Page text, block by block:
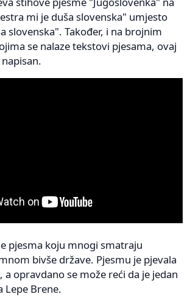
mi je duša slovenska" umjesto
slovenska". Također, i na brojnim
se nalaze tekstovi pjesama, ovaj
pjesma koju mnogi smatraju
bivše države. Pjesmu je pjevala
a opravdano se može reći da je jedan
Lepe Brene.